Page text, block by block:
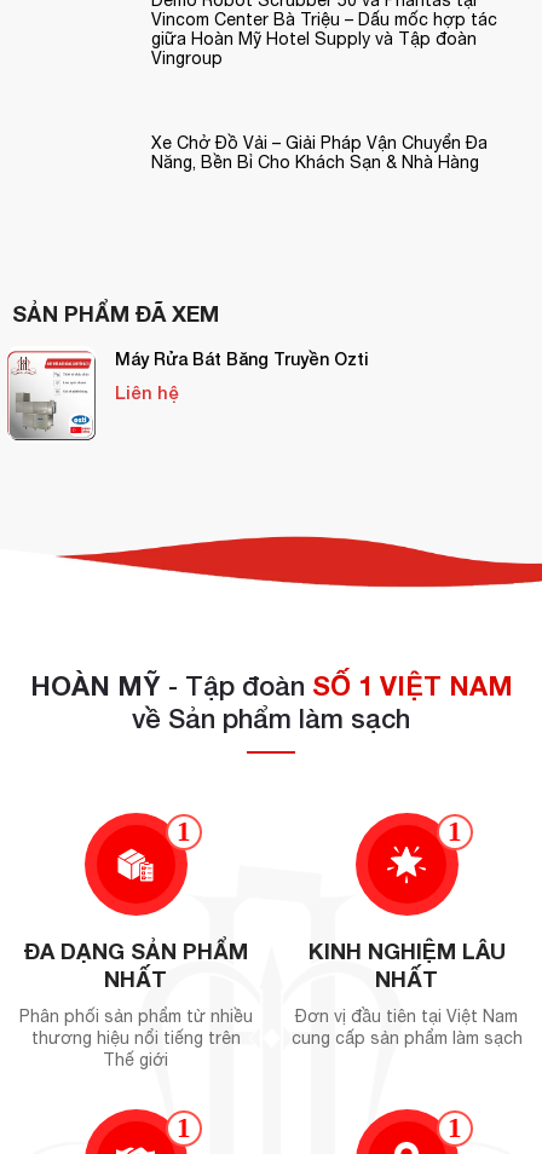
Vincom Center Bà Triệu – Dấu mốc hợp tác
giữa Hoàn Mỹ Hotel Supply và Tập đoàn
Vingroup
Xe Chở Đồ Vải – Giải Pháp Vận Chuyển Đa
Năng, Bền Bỉ Cho Khách Sạn & Nhà Hàng
SẢN PHẨM ĐÃ XEM
Máy Rửa Bát Băng Truyền Ozti
Liên hệ
HOÀN MỸ- Tập đoàn SỐ 1 VIỆT NAM
về Sản phẩm làm sạch
1
ĐA DẠNG SẢN PHẨM
NHẤT
Phân phối sản phẩm từ nhiều
thương hiệu nổi tiếng trên
Thế giới
1
KINH NGHIỆM LÂU
NHẤT
Đơn vị đầu tiên tại Việt Nam
cung cấp sản phẩm làm sạch
1 1